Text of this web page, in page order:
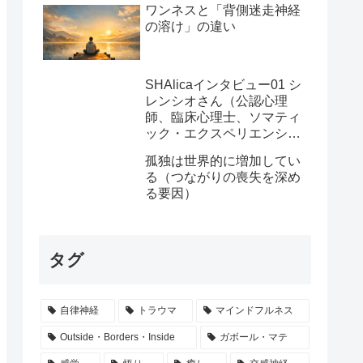
ワンネスと「背側迷走神経
の溶け」の違い
SHAlicaインタビュー01 シ
レンシオさん（公認心理
師、臨床心理士、ソマティ
ック・エクスペリエンシン
孤独は世界的に増加してい
る（つながりの喪失を深め
る要因）
タグ
自律神経 トラウマ マインドフルネス
Outside・Borders・Inside ガボール・マテ